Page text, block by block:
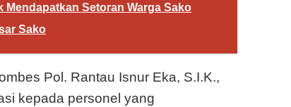
Mendapatkan Setoran Warga Sako
Sako
Pol. Rantau Isnur Eka, S.I.K.,
kepada personel yang